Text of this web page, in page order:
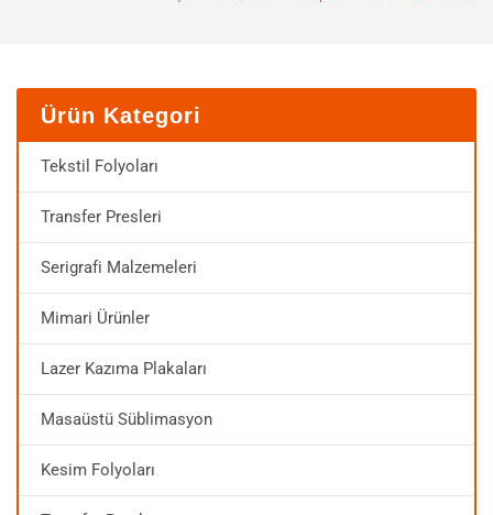
MAĞAZA
SSS
İLETIŞIM
Ürün Kategori
Tekstil Folyoları
Transfer Presleri
Serigrafi Malzemeleri
Mimari Ürünler
Lazer Kazıma Plakaları
Masaüstü Süblimasyon
Kesim Folyoları